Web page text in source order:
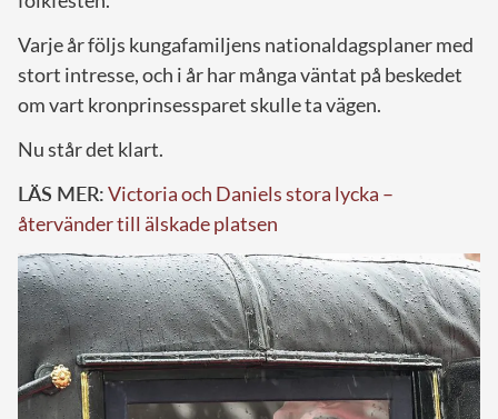
Varje år följs kungafamiljens nationaldagsplaner med
stort intresse, och i år har många väntat på beskedet
om vart kronprinsessparet skulle ta vägen.
Nu står det klart.
LÄS MER:Victoria och Daniels stora lycka –
återvänder till älskade platsen